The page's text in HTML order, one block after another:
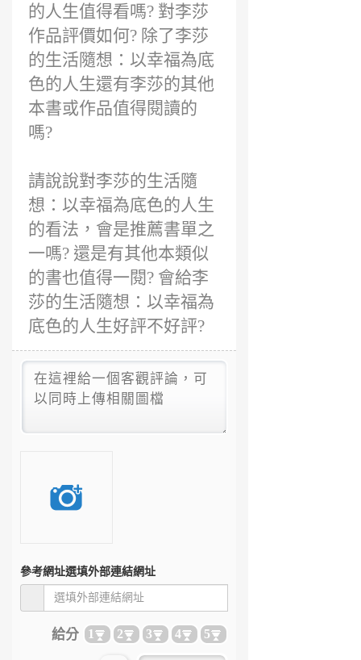
的人生值得看嗎? 對李莎
作品評價如何? 除了李莎
的生活隨想：以幸福為底
色的人生還有李莎的其他
本書或作品值得閱讀的
嗎?
請說說對李莎的生活隨
想：以幸福為底色的人生
的看法，會是推薦書單之
一嗎? 還是有其他本類似
的書也值得一閱? 會給李
莎的生活隨想：以幸福為
底色的人生好評不好評?
參考網址選填外部連結網址
給分 1 2 3 4 5